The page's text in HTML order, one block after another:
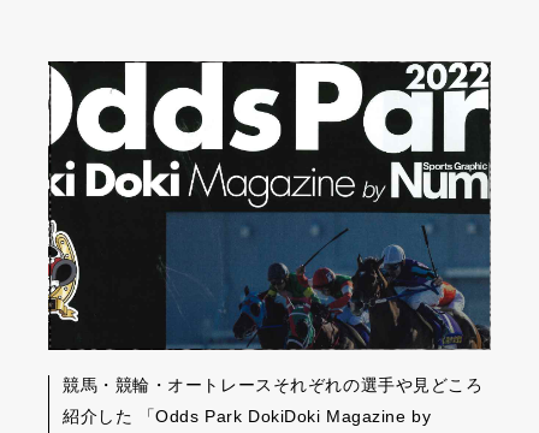
競馬・競輪・オートレースそれぞれの選手や見どころ
紹介した 「Odds Park DokiDoki Magazine by